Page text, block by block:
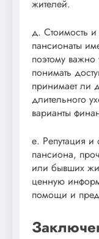
жителей.
д. Стоимость
пансионаты
поэтому важно
понимать
принимает ли
длительного
варианты
е. Репутация и
пансиона,
или бывших
ценную
помощи и